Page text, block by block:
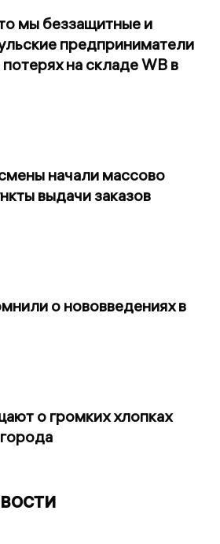
мы беззащитные и
предприниматели
на складе WB в
начали массово
выдачи заказов
о нововведениях в
о громких хлопках